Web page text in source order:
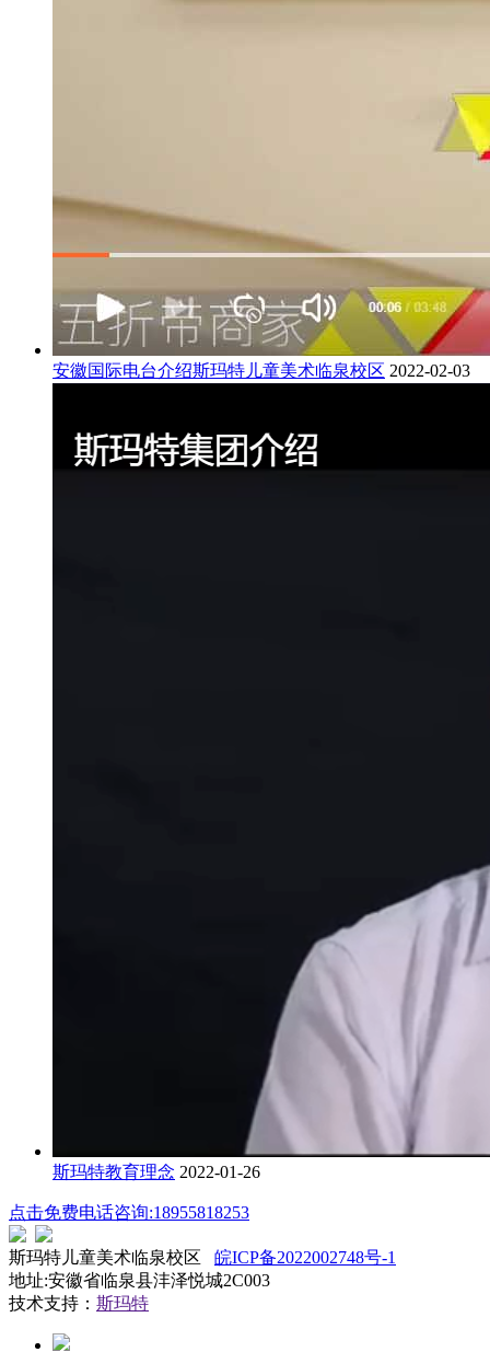
安徽国际电台介绍斯玛特儿童美术临泉校区 2022-02-03
斯玛特教育理念 2022-01-26
点击免费电话咨询:18955818253
斯玛特儿童美术临泉校区 皖ICP备2022002748号-1
地址:安徽省临泉县沣泽悦城2C003
技术支持： 斯玛特